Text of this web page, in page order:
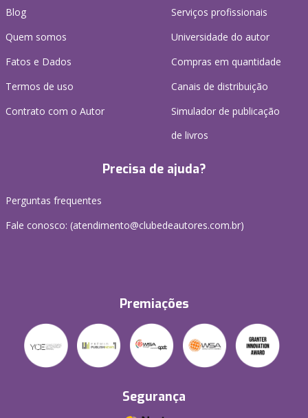
Blog
Quem somos
Fatos e Dados
Termos de uso
Contrato com o Autor
Serviços profissionais
Universidade do autor
Compras em quantidade
Canais de distribuição
Simulador de publicação
de livros
Precisa de ajuda?
Perguntas frequentes
Fale conosco: (atendimento@clubedeautores.com.br)
Premiações
Segurança